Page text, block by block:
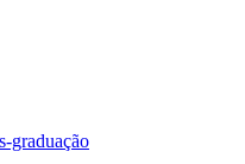
graduação